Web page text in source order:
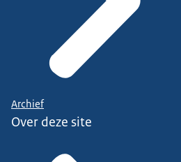
Archief
Over deze site